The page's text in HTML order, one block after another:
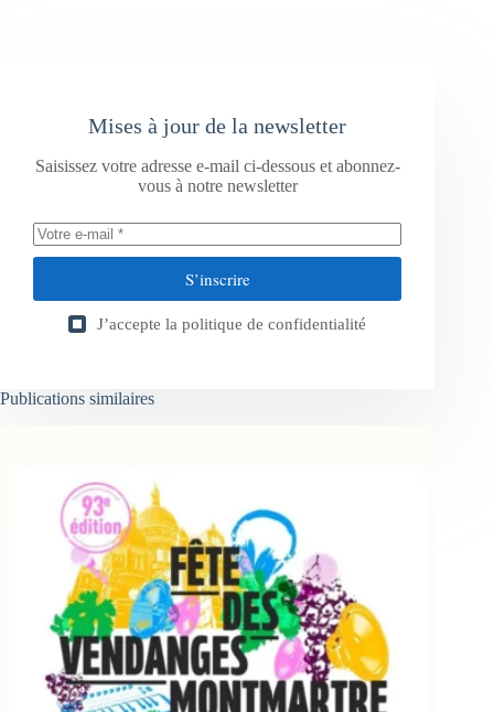
Mises à jour de la newsletter
Saisissez votre adresse e-mail ci-dessous et abonnez-
vous à notre newsletter
S’inscrire
J’accepte la politique de confidentialité
Publications similaires